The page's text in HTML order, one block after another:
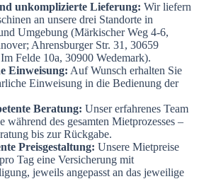
unkomplizierte Lieferung: Wir liefern
an unsere drei Standorte in
Umgebung (Märkischer Weg 4-6,
Ahrensburger Str. 31, 30659
Felde 10a, 30900 Wedemark).
Einweisung: Auf Wunsch erhalten Sie
Einweisung in die Bedienung der
Beratung: Unser erfahrenes Team
während des gesamten Mietprozesses –
bis zur Rückgabe.
Preisgestaltung: Unsere Mietpreise
Tag eine Versicherung mit
jeweils angepasst an das jeweilige